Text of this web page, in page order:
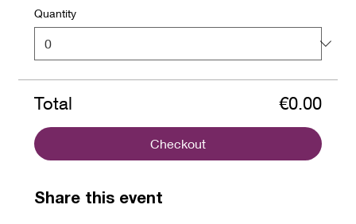
Quantity
Total €0.00
Checkout
Share this event